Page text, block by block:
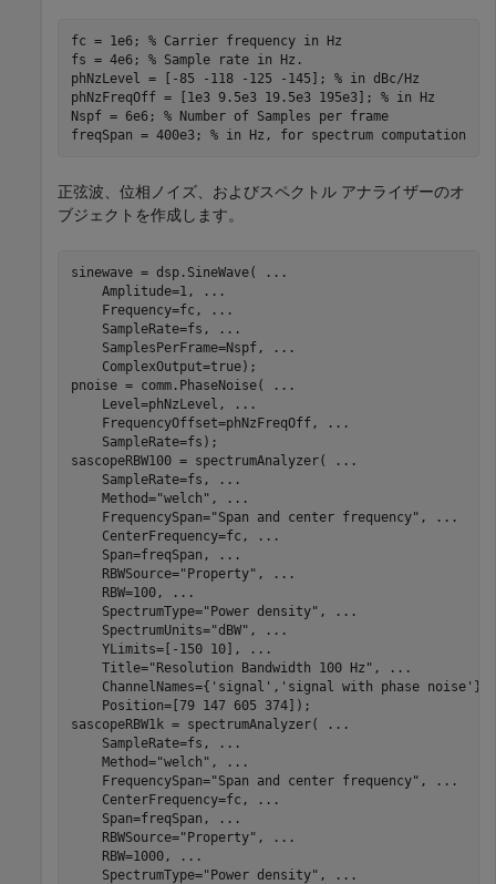
fc = 1e6; % Carrier frequency in Hz
fs = 4e6; % Sample rate in Hz.
phNzLevel = [-85 -118 -125 -145]; % in dBc/Hz
phNzFreqOff = [1e3 9.5e3 19.5e3 195e3]; % in Hz
Nspf = 6e6; % Number of Samples per frame
freqSpan = 400e3; % in Hz, for spectrum computation
正弦波、位相ノイズ、およびスペクトル アナライザーのオ
ブジェクトを作成します。
sinewave = dsp.SineWave(
...
    Amplitude=1,
...
    Frequency=fc,
...
    SampleRate=fs,
...
    SamplesPerFrame=Nspf,
...
    ComplexOutput=true);
pnoise = comm.PhaseNoise(
...
    Level=phNzLevel,
...
    FrequencyOffset=phNzFreqOff,
...
    SampleRate=fs);
sascopeRBW100 = spectrumAnalyzer(
...
    SampleRate=fs,
...
    Method=
"welch" ,
...
    FrequencySpan=
"Span and center frequency" ,
...
    CenterFrequency=fc,
...
    Span=freqSpan,
...
    RBWSource=
"Property" ,
...
    RBW=100,
...
    SpectrumType=
"Power density" ,
...
    SpectrumUnits=
"dBW" ,
...
    YLimits=[-150 10],
...
    Title=
"Resolution Bandwidth 100 Hz" ,
...
    ChannelNames={
'signal' , 'signal with phase noise' },
    Position=[79 147 605 374]);
sascopeRBW1k = spectrumAnalyzer(
...
    SampleRate=fs,
...
    Method=
"welch" ,
...
    FrequencySpan=
"Span and center frequency" ,
...
    CenterFrequency=fc,
...
    Span=freqSpan,
...
    RBWSource=
"Property" ,
...
    RBW=1000,
...
    SpectrumType=
"Power density" ,
...